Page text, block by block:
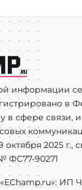
информации
в
в сфере связи,
2025 г.,
ФС77-90271
ИП